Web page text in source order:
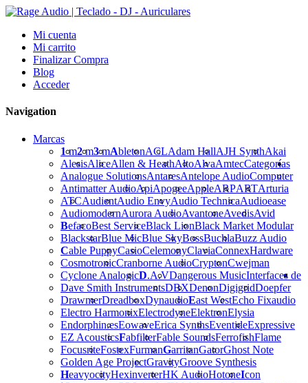
Mi cuenta
Mi carrito
Finalizar Compra
Blog
Acceder
Navigation
Marcas
1m2m3mAbletonACLAdam HallAJH SynthAkai
AlesisAliceAllen & HeathAltoAlvaAmtec
Analogue SolutionsAntaresAntelope Audio
Antimatter AudioApiApogeeAppleARPARTArturia
ATCAudientAudio EnvyAudio TechnicaAudioease
AudiomodernAurora AudioAvantoneAvedisAvid
BefacoBest ServiceBlack LionBlack Market Modular
BlackstarBlue MicBlue SkyBossBuchlaBuzz Audio
Cable PuppyCasioCelemonyClaviaConnex
CosmotronicCranborne AudioCryptonCwejman
Cyclone AnalogicD.A.VDangerous Music
Dave Smith InstrumentsDBXDenonDigigridDoepfer
DrawmerDreadboxDynaudioEast WestEcho Fix
Electro HarmonixElectrodyneElektronElysia
Endorphin.esEowaveErica SynthsEventideExpressive
EZ AcousticsFabfilterFable SoundsFerrofishFlame
FocusriteFostexFurmanGarritanGatorGhost Note
Golden Age ProjectGravityGroove Synthesis
HeavyocityHexinverterHK AudioHotoneIcon
Categorías
Computer
Hardware
Interfaces de
audio